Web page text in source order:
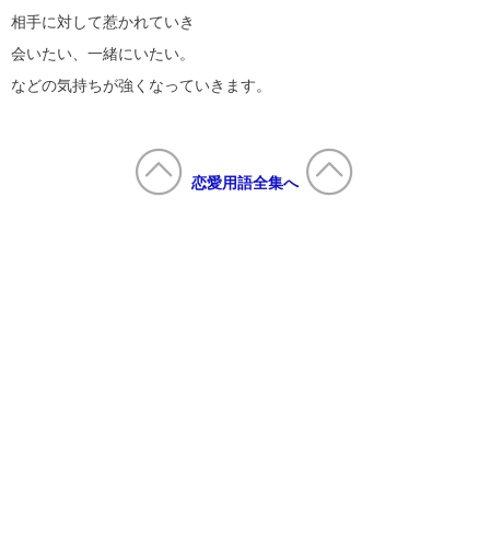
相手に対して惹かれていき
会いたい、一緒にいたい。
などの気持ちが強くなっていきます。
恋愛用語全集へ